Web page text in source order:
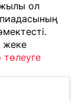
жылы ол
жеке
төлеуге